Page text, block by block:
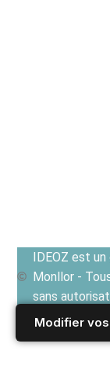
Modifier
IDEOZ est
Monllor -
sans
Voir les